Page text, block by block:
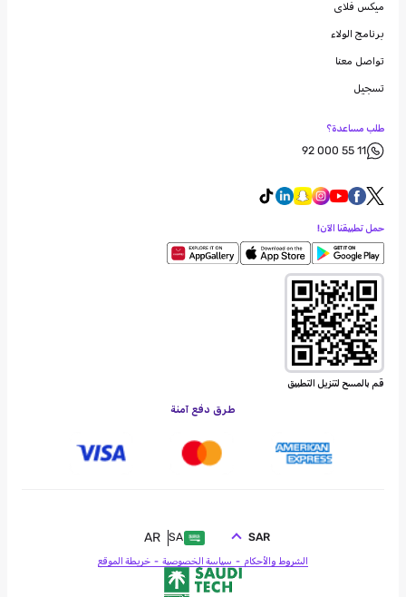
ميكس فلاى
برنامج الولاء
تواصل معنا
تسجيل
طلب مساعدة؟
92 000 55 11
حمل تطبيقنا الآن!
قم بالمسح لتنزيل التطبيق
طرق دفع آمنة
SA
AR SAR
الشروط والأحكام سياسة الخصوصية خريطة الموقع